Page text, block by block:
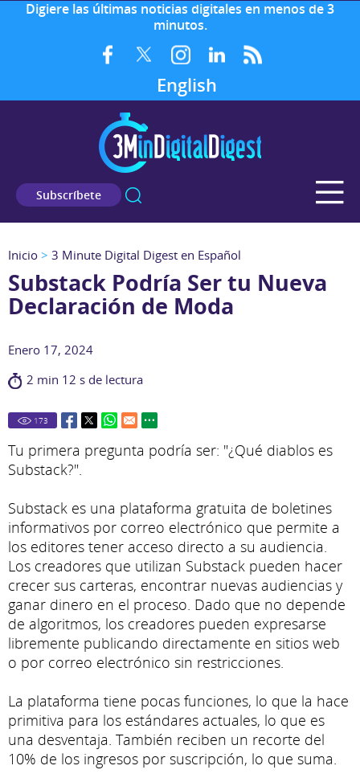
Digiere las últimas noticias digitales en menos de 3
minutos.
English
Subscríbete
Inicio > 3 Minute Digital Digest en Español
Substack Podría Ser tu Nueva
Declaración de Moda
Enero 17, 2024
2 min 12 s de lectura
173
Tu primera pregunta podría ser: "¿Qué diablos es
Substack?".
Substack es una plataforma gratuita de boletines
informativos por correo electrónico que permite a
los editores tener acceso directo a su audiencia.
Los creadores que utilizan Substack pueden hacer
crecer sus carteras, encontrar nuevas audiencias y
ganar dinero en el proceso. Dado que no depende
de algoritmos, los creadores pueden expresarse
libremente publicando directamente en sitios web
o por correo electrónico sin restricciones.
La plataforma tiene pocas funciones, lo que la hace
primitiva para los estándares actuales, lo que es
una desventaja. También reciben un recorte del
10% de los ingresos por suscripción, lo que suma.